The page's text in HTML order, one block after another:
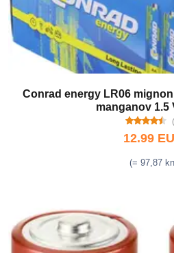
Conrad energy LR06
manganov 1.5
12.99
(= 97,87